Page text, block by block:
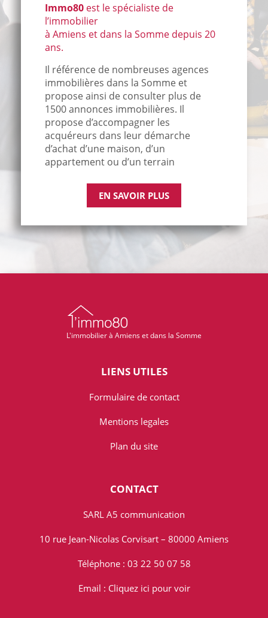
Immo80 est le spécialiste de
l’immobilier
à Amiens et dans la Somme depuis 20
ans.
Il référence de nombreuses agences
immobilières dans la Somme et
propose ainsi de consulter plus de
1500 annonces immobilières. Il
propose d’accompagner les
acquéreurs dans leur démarche
d’achat d’une maison, d’un
appartement ou d’un terrain
EN SAVOIR PLUS
L'immobilier à Amiens et dans la Somme
LIENS UTILES
Formulaire de contact
Mentions legales
Plan du site
CONTACT
SARL A5 communication
10 rue Jean-Nicolas Corvisart – 80000 Amiens
Téléphone : 03 22 50 07 58
Email : Cliquez ici pour voir